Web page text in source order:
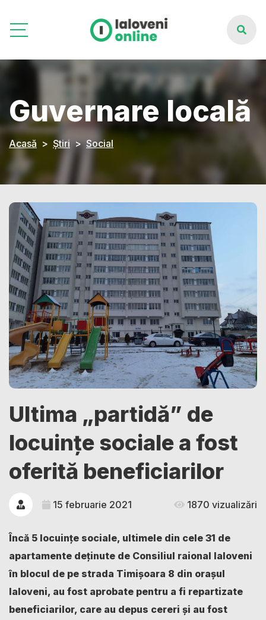
Guvernare locală
Acasă Știri Social
Ultima „partidă” de
locuințe sociale a fost
oferită beneficiarilor
15 februarie 2021 1870 vizualizări
Încă 5 locuințe sociale, ultimele din cele 31 de
apartamente deținute de Consiliul raional Ialoveni
în blocul de pe strada Timișoara 8 din orașul
Ialoveni, au fost aprobate pentru a fi repartizate
beneficiarilor, care au depus cereri și au fost